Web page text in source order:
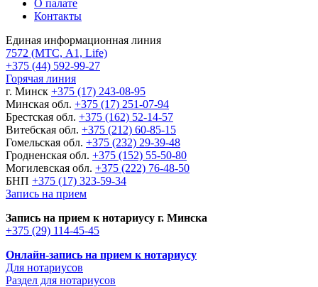
О палате
Контакты
Единая информационная линия
7572 (МТС, A1, Life)
+375 (44) 592-99-27
Горячая линия
г. Минск +375 (17) 243-08-95
Минская обл. +375 (17) 251-07-94
Брестская обл. +375 (162) 52-14-57
Витебская обл. +375 (212) 60-85-15
Гомельская обл. +375 (232) 29-39-48
Гродненская обл. +375 (152) 55-50-80
Могилевская обл. +375 (222) 76-48-50
БНП +375 (17) 323-59-34
Запись на прием
Запись на прием к нотариусу г. Минска
+375 (29) 114-45-45
Онлайн-запись на прием к нотариусу
Для нотариусов
Раздел для нотариусов